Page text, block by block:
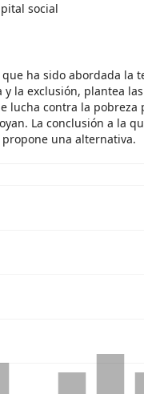
social
ha sido abordada la
la exclusión, plantea
lucha contra la pobreza
La conclusión a la
una alternativa.